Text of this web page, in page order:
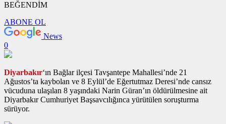
BEĞENDİM
ABONE OL
News
0
Diyarbakır‘ın Bağlar ilçesi Tavşantepe Mahallesi’nde 21
Ağustos’ta kaybolan ve 8 Eylül’de Eğertutmaz Deresi’nde cansız
vücuduna ulaşılan 8 yaşındaki Narin Güran’ın öldürülmesine ait
Diyarbakır Cumhuriyet Başsavcılığınca yürütülen soruşturma
sürüyor.